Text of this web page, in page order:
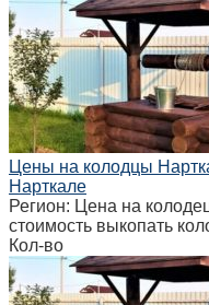
Цены на колодцы
Нарткале
Регион: Цена на
стоимость выкопать
Кол-во